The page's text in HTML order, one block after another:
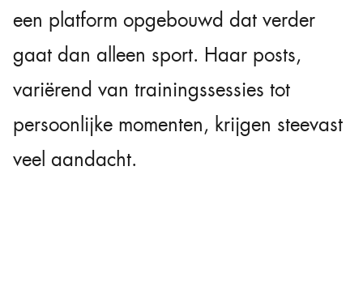
een platform opgebouwd dat verder
gaat dan alleen sport. Haar posts,
variërend van trainingssessies tot
persoonlijke momenten, krijgen steevast
veel aandacht.